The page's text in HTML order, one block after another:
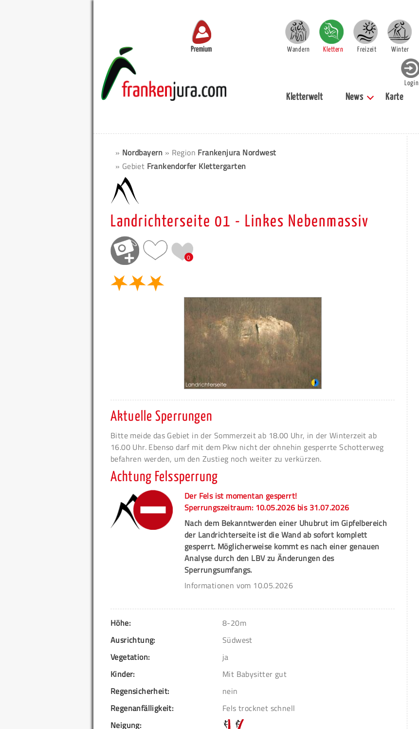
Premium Wandern Klettern Freizeit Winter
Login
Kletterwelt News Karte
» Nordbayern » Region Frankenjura Nordwest
» Gebiet Frankendorfer Klettergarten
Landrichterseite 01 - Linkes Nebenmassiv
0
Aktuelle Sperrungen
Bitte meide das Gebiet in der Sommerzeit ab 18.00 Uhr, in der Winterzeit ab
16.00 Uhr. Ebenso darf mit dem Pkw nicht der ohnehin gesperrte Schotterweg
befahren werden, um den Zustieg noch weiter zu verkürzen.
Achtung Felssperrung
Der Fels ist momentan gesperrt!
Sperrungszeitraum: 10.05.2026 bis 31.07.2026
Nach dem Bekanntwerden einer Uhubrut im Gipfelbereich
der Landrichterseite ist die Wand ab sofort komplett
gesperrt. Möglicherweise kommt es nach einer genauen
Analyse durch den LBV zu Änderungen des
Sperrungsumfangs.
Informationen vom 10.05.2026
Höhe:
8-20m
Ausrichtung:
Südwest
Vegetation:
ja
Kinder:
Mit Babysitter gut
Regensicherheit:
nein
Regenanfälligkeit:
Fels trocknet schnell
Neigung: